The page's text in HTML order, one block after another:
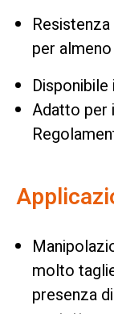
per
Adatto per
molto
presenza